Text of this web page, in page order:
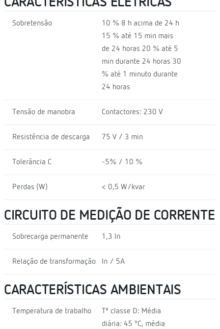
Sobretensão
10 % 8 h acima de 24 h
15 % até 15 min mais
de 24 horas 20 % até 5
min durante 24 horas 30
% até 1 minuto durante
24 horas
Tensão de manobra Contactores: 230 V
Resistência de descarga 75 V / 3 min
Tolerância C -5% / 10 %
Perdas (W) < 0,5 W/kvar
CIRCUITO DE MEDIÇÃO DE CORRENTE
Sobrecarga permanente 1,3 In
Relação de transformação In / 5A
CARACTERÍSTICAS AMBIENTAIS
Temperatura de trabalho
Tª classe D: Média
diária: 45 ºC, média